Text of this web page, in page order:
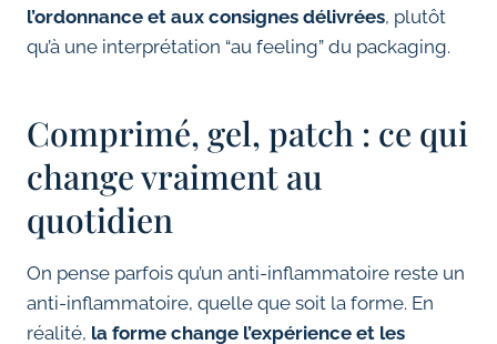
l’ordonnance et aux consignes délivrées, plutôt
qu’à une interprétation “au feeling” du packaging.
Comprimé, gel, patch : ce qui
change vraiment au
quotidien
On pense parfois qu’un anti-inflammatoire reste un
anti-inflammatoire, quelle que soit la forme. En
réalité, la forme change l’expérience et les